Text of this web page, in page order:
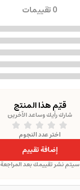
0تقييمات
قيّم هذا المنتج
شارك رأيك وساعد الآخرين
اختر عدد النجوم
إضافة تقييم
سيتم نشر تقييمك بعد المراجعة